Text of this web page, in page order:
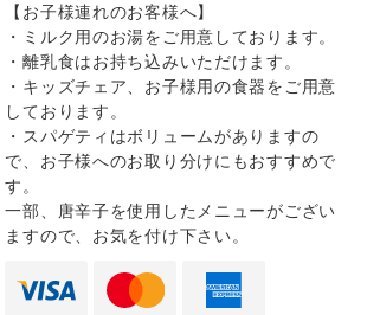
【お子様連れのお客様へ】
・ミルク用のお湯をご用意しております。
・離乳食はお持ち込みいただけます。
・キッズチェア、お子様用の食器をご用意
しております。
・スパゲティはボリュームがありますの
で、お子様へのお取り分けにもおすすめで
す。
一部、唐辛子を使用したメニューがござい
ますので、お気を付け下さい。